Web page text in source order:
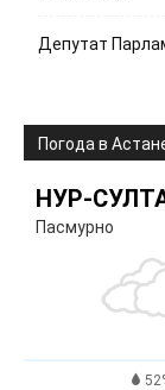
Депутат
Погода в
НУР-
Пасмурно